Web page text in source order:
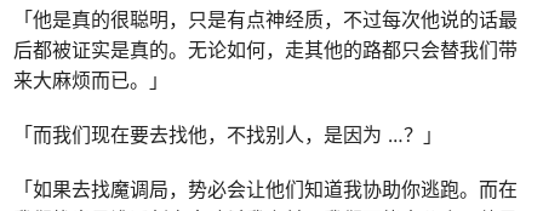
「他是真的很聪明，只是有点神经质，不过每次他说的话最
后都被证实是真的。无论如何，走其他的路都只会替我们带
来大麻烦而已。」
「而我们现在要去找他，不找别人，是因为 …？」
「如果去找魔调局，势必会让他们知道我协助你逃跑。而在